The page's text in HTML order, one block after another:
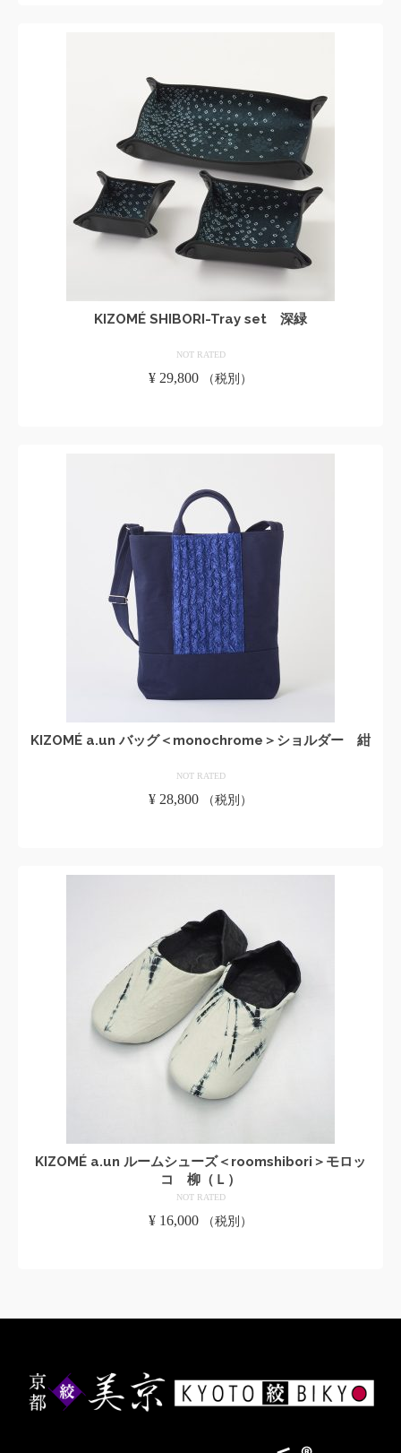
KIZOMÉ SHIBORI-Tray set 深緑
NOT RATED
¥ 29,800 （税別）
KIZOMÉ a.un バッグ＜monochrome＞ショルダー 紺
NOT RATED
¥ 28,800 （税別）
KIZOMÉ a.un ルームシューズ＜roomshibori＞モロッ
コ 柳（Ｌ）
NOT RATED
¥ 16,000 （税別）